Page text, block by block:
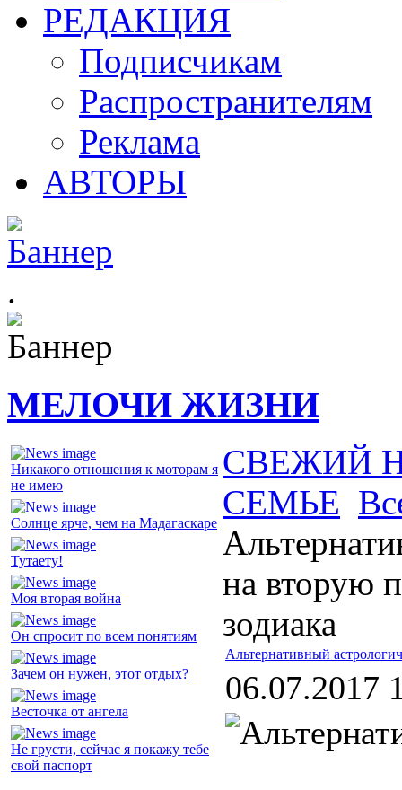
РЕДАКЦИЯ
Подписчикам
Распространителям
Реклама
АВТОРЫ
.
МЕЛОЧИ ЖИЗНИ
Никакого отношения к моторам я
не имею
Солнце ярче, чем на Мадагаскаре
Тутаету!
Моя вторая война
Он спросит по всем понятиям
Зачем он нужен, этот отдых?
Весточка от ангела
Не грусти, сейчас я покажу тебе
свой паспорт
СВЕЖИЙ
СЕМЬЕ
на вторую
зодиака
Альтернативный
06.07.2017